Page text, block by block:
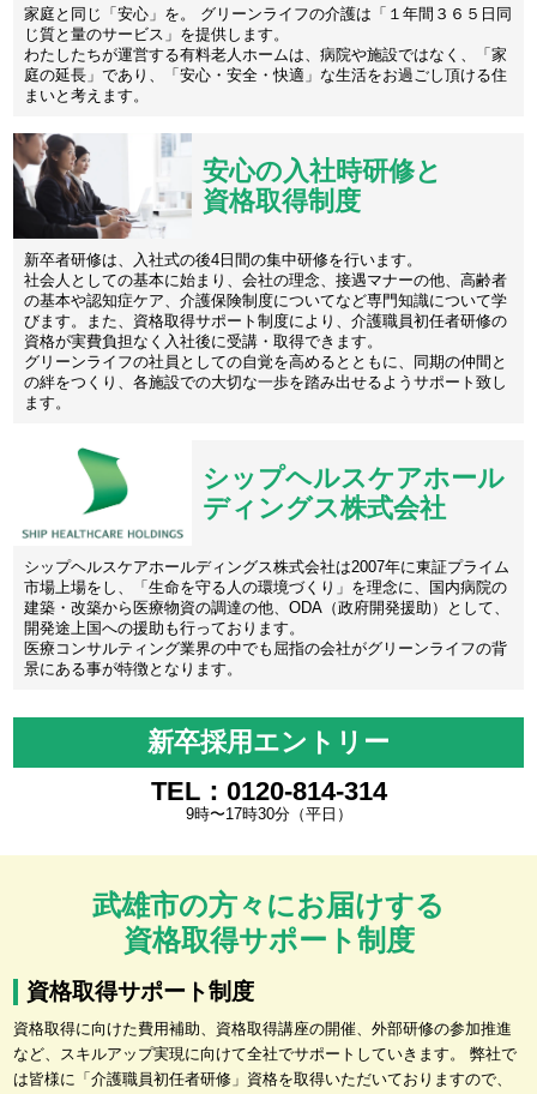
家庭と同じ「安心」を。 グリーンライフの介護は「１年間３６５日同
じ質と量のサービス」を提供します。
わたしたちが運営する有料老人ホームは、病院や施設ではなく、「家
庭の延長」であり、「安心・安全・快適」な生活をお過ごし頂ける住
まいと考えます。
安心の入社時研修と
資格取得制度
新卒者研修は、入社式の後4日間の集中研修を行います。
社会人としての基本に始まり、会社の理念、接遇マナーの他、高齢者
の基本や認知症ケア、介護保険制度についてなど専門知識について学
びます。また、資格取得サポート制度により、介護職員初任者研修の
資格が実費負担なく入社後に受講・取得できます。
グリーンライフの社員としての自覚を高めるとともに、同期の仲間と
の絆をつくり、各施設での大切な一歩を踏み出せるようサポート致し
ます。
シップヘルスケアホール
ディングス株式会社
シップヘルスケアホールディングス株式会社は2007年に東証プライム
市場上場をし、「生命を守る人の環境づくり」を理念に、国内病院の
建築・改築から医療物資の調達の他、ODA（政府開発援助）として、
開発途上国への援助も行っております。
医療コンサルティング業界の中でも屈指の会社がグリーンライフの背
景にある事が特徴となります。
新卒採用エントリー
TEL：0120-814-314
9時〜17時30分（平日）
武雄市の方々にお届けする
資格取得サポート制度
資格取得サポート制度
資格取得に向けた費用補助、資格取得講座の開催、外部研修の参加推進
など、スキルアップ実現に向けて全社でサポートしていきます。 弊社で
は皆様に「介護職員初任者研修」資格を取得いただいておりますので、